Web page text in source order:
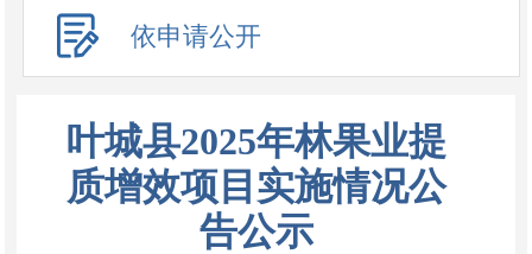
依申请公开
叶城县2025年林果业提
质增效项目实施情况公
告公示